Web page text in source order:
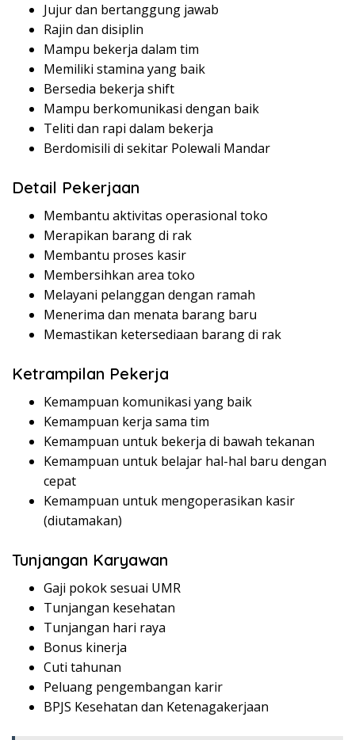
Jujur dan bertanggung jawab
Rajin dan disiplin
Mampu bekerja dalam tim
Memiliki stamina yang baik
Bersedia bekerja shift
Mampu berkomunikasi dengan baik
Teliti dan rapi dalam bekerja
Berdomisili di sekitar Polewali Mandar
Detail Pekerjaan
Membantu aktivitas operasional toko
Merapikan barang di rak
Membantu proses kasir
Membersihkan area toko
Melayani pelanggan dengan ramah
Menerima dan menata barang baru
Memastikan ketersediaan barang di rak
Ketrampilan Pekerja
Kemampuan komunikasi yang baik
Kemampuan kerja sama tim
Kemampuan untuk bekerja di bawah tekanan
Kemampuan untuk belajar hal-hal baru dengan
cepat
Kemampuan untuk mengoperasikan kasir
(diutamakan)
Tunjangan Karyawan
Gaji pokok sesuai UMR
Tunjangan kesehatan
Tunjangan hari raya
Bonus kinerja
Cuti tahunan
Peluang pengembangan karir
BPJS Kesehatan dan Ketenagakerjaan